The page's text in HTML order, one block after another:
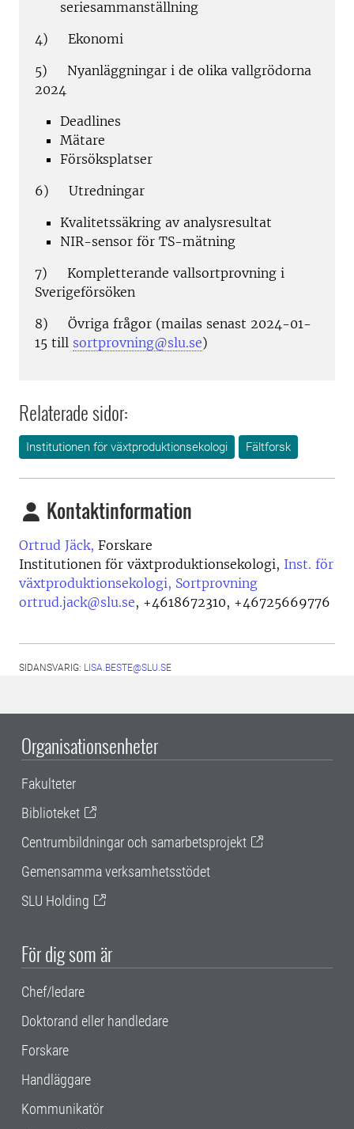
seriesammanställning
4) Ekonomi
5) Nyanläggningar i de olika vallgrödorna
2024
Deadlines
Mätare
Försöksplatser
6) Utredningar
Kvalitetssäkring av analysresultat
NIR-sensor för TS-mätning
7) Kompletterande vallsortprovning i
Sverigeförsöken
8) Övriga frågor (mailas senast 2024-01-
15 till sortprovning@slu.se)
Relaterade sidor:
Institutionen för växtproduktionsekologi Fältforsk
Kontaktinformation
Ortrud Jäck, Forskare
Institutionen för växtproduktionsekologi, Inst. för
växtproduktionsekologi, Sortprovning
ortrud.jack@slu.se, +4618672310, +46725669776
SIDANSVARIG: LISA.BESTE@SLU.SE
Organisationsenheter
Fakulteter
Biblioteket
Centrumbildningar och samarbetsprojekt
Gemensamma verksamhetsstödet
SLU Holding
För dig som är
Chef/ledare
Doktorand eller handledare
Forskare
Handläggare
Kommunikatör